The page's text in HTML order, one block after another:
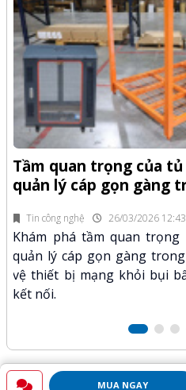
Tin công nghệ 26/03/2026 12:43
Tầm quan trọng của
quản lý cáp gọn gàng
Khám phá tầm quan
quản lý cáp gọn gàng
vệ thiết bị mạng khỏi bụi
kết nối.
MUA NGAY